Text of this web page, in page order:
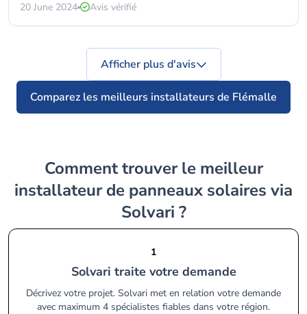
20 June 2024 Avis vérifié
Comparez les meilleurs installateurs de Flémalle
Afficher plus d'avis
Comment trouver le meilleur
installateur de panneaux solaires via
Solvari ?
1
Solvari traite votre demande
Décrivez votre projet. Solvari met en relation votre demande
avec maximum 4 spécialistes fiables dans votre région.